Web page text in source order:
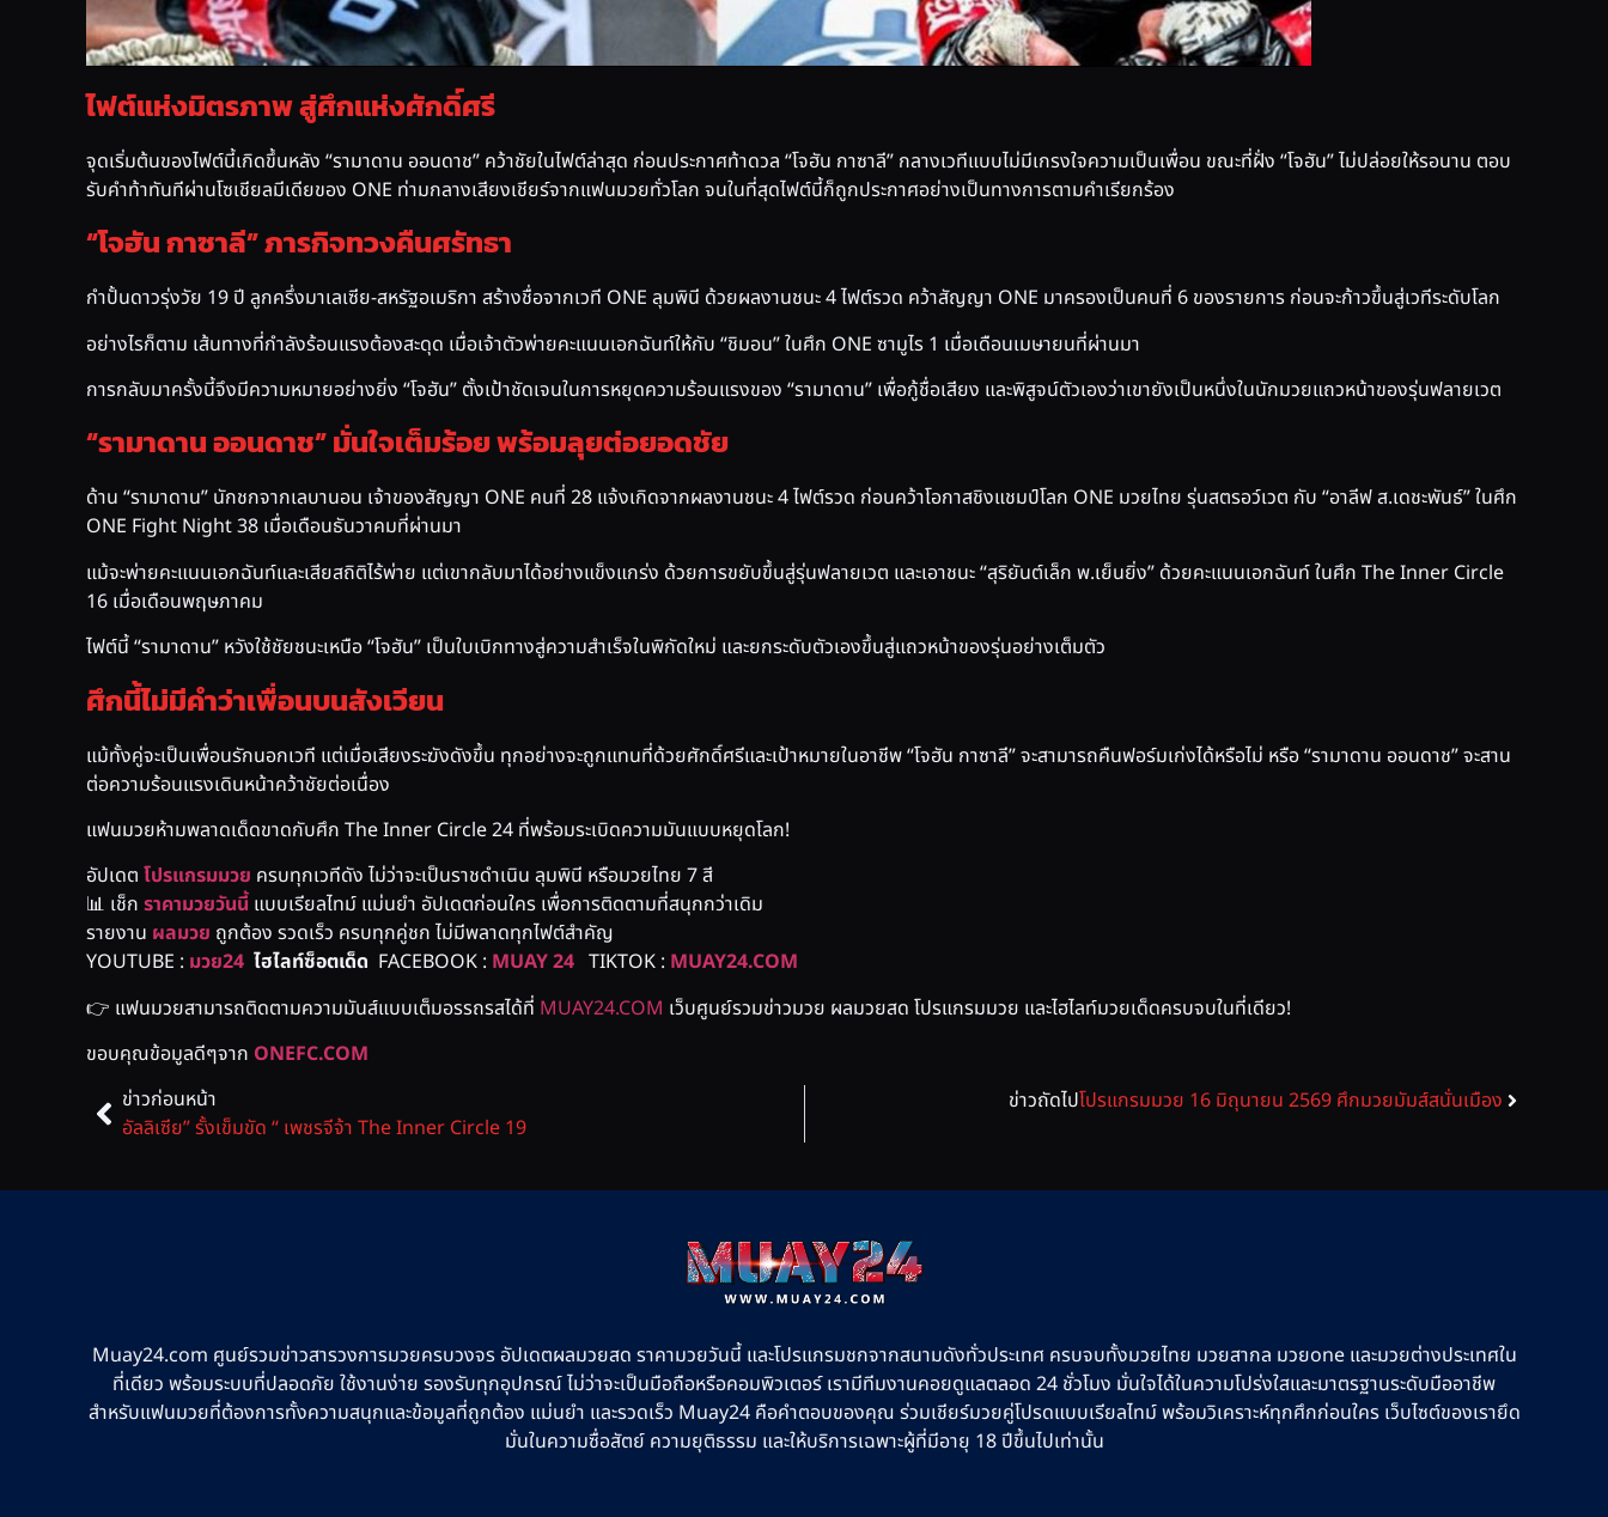
ไฟต์แห่งมิตรภาพ สู่ศึกแห่งศักดิ์ศรี
จุดเริ่มต้นของไฟต์นี้เกิดขึ้นหลัง “รามาดาน ออนดาช” คว้าชัยในไฟต์ล่าสุด ก่อนประกาศท้าดวล “โจฮัน กาซาลี” กลางเวทีแบบไม่มีเกรงใจความเป็นเพื่อน ขณะที่ฝั่ง “โจฮัน” ไม่ปล่อยให้รอนาน ตอบ
รับคำท้าทันทีผ่านโซเชียลมีเดียของ ONE ท่ามกลางเสียงเชียร์จากแฟนมวยทั่วโลก จนในที่สุดไฟต์นี้ก็ถูกประกาศอย่างเป็นทางการตามคำเรียกร้อง
“โจฮัน กาซาลี” ภารกิจทวงคืนศรัทธา
กำปั้นดาวรุ่งวัย 19 ปี ลูกครึ่งมาเลเซีย-สหรัฐอเมริกา สร้างชื่อจากเวที ONE ลุมพินี ด้วยผลงานชนะ 4 ไฟต์รวด คว้าสัญญา ONE มาครองเป็นคนที่ 6 ของรายการ ก่อนจะก้าวขึ้นสู่เวทีระดับโลก
อย่างไรก็ตาม เส้นทางที่กำลังร้อนแรงต้องสะดุด เมื่อเจ้าตัวพ่ายคะแนนเอกฉันท์ให้กับ “ชิมอน” ในศึก ONE ซามูไร 1 เมื่อเดือนเมษายนที่ผ่านมา
การกลับมาครั้งนี้จึงมีความหมายอย่างยิ่ง “โจฮัน” ตั้งเป้าชัดเจนในการหยุดความร้อนแรงของ “รามาดาน” เพื่อกู้ชื่อเสียง และพิสูจน์ตัวเองว่าเขายังเป็นหนึ่งในนักมวยแถวหน้าของรุ่นฟลายเวต
“รามาดาน ออนดาช” มั่นใจเต็มร้อย พร้อมลุยต่อยอดชัย
ด้าน “รามาดาน” นักชกจากเลบานอน เจ้าของสัญญา ONE คนที่ 28 แจ้งเกิดจากผลงานชนะ 4 ไฟต์รวด ก่อนคว้าโอกาสชิงแชมป์โลก ONE มวยไทย รุ่นสตรอว์เวต กับ “อาลีฟ ส.เดชะพันธ์” ในศึก
ONE Fight Night 38 เมื่อเดือนธันวาคมที่ผ่านมา
แม้จะพ่ายคะแนนเอกฉันท์และเสียสถิติไร้พ่าย แต่เขากลับมาได้อย่างแข็งแกร่ง ด้วยการขยับขึ้นสู่รุ่นฟลายเวต และเอาชนะ “สุริยันต์เล็ก พ.เย็นยิ่ง” ด้วยคะแนนเอกฉันท์ ในศึก The Inner Circle
16 เมื่อเดือนพฤษภาคม
ไฟต์นี้ “รามาดาน” หวังใช้ชัยชนะเหนือ “โจฮัน” เป็นใบเบิกทางสู่ความสำเร็จในพิกัดใหม่ และยกระดับตัวเองขึ้นสู่แถวหน้าของรุ่นอย่างเต็มตัว
ศึกนี้ไม่มีคำว่าเพื่อนบนสังเวียน
แม้ทั้งคู่จะเป็นเพื่อนรักนอกเวที แต่เมื่อเสียงระฆังดังขึ้น ทุกอย่างจะถูกแทนที่ด้วยศักดิ์ศรีและเป้าหมายในอาชีพ “โจฮัน กาซาลี” จะสามารถคืนฟอร์มเก่งได้หรือไม่ หรือ “รามาดาน ออนดาช” จะสาน
ต่อความร้อนแรงเดินหน้าคว้าชัยต่อเนื่อง
แฟนมวยห้ามพลาดเด็ดขาดกับศึก The Inner Circle 24 ที่พร้อมระเบิดความมันแบบหยุดโลก!
อัปเดต โปรแกรมมวย ครบทุกเวทีดัง ไม่ว่าจะเป็นราชดำเนิน ลุมพินี หรือมวยไทย 7 สี
📊 เช็ก ราคามวยวันนี้ แบบเรียลไทม์ แม่นยำ อัปเดตก่อนใคร เพื่อการติดตามที่สนุกกว่าเดิม
รายงาน ผลมวย ถูกต้อง รวดเร็ว ครบทุกคู่ชก ไม่มีพลาดทุกไฟต์สำคัญ
YOUTUBE : มวย24 ไฮไลท์ซ็อตเด็ด FACEBOOK : MUAY 24 TIKTOK : MUAY24.COM
👉 แฟนมวยสามารถติดตามความมันส์แบบเต็มอรรถรสได้ที่ MUAY24.COM เว็บศูนย์รวมข่าวมวย ผลมวยสด โปรแกรมมวย และไฮไลท์มวยเด็ดครบจบในที่เดียว!
ขอบคุณข้อมูลดีๆจาก ONEFC.COM
ข่าวก่อนหน้า
อัลลิเซีย” รั้งเข็มขัด “ เพชรจีจ้า The Inner Circle 19
ข่าวถัดไปโปรแกรมมวย 16 มิถุนายน 2569 ศึกมวยมัมส์สนั่นเมือง
Muay24.com ศูนย์รวมข่าวสารวงการมวยครบวงจร อัปเดตผลมวยสด ราคามวยวันนี้ และโปรแกรมชกจากสนามดังทั่วประเทศ ครบจบทั้งมวยไทย มวยสากล มวยone และมวยต่างประเทศใน
ที่เดียว พร้อมระบบที่ปลอดภัย ใช้งานง่าย รองรับทุกอุปกรณ์ ไม่ว่าจะเป็นมือถือหรือคอมพิวเตอร์ เรามีทีมงานคอยดูแลตลอด 24 ชั่วโมง มั่นใจได้ในความโปร่งใสและมาตรฐานระดับมืออาชีพ
สำหรับแฟนมวยที่ต้องการทั้งความสนุกและข้อมูลที่ถูกต้อง แม่นยำ และรวดเร็ว Muay24 คือคำตอบของคุณ ร่วมเชียร์มวยคู่โปรดแบบเรียลไทม์ พร้อมวิเคราะห์ทุกศึกก่อนใคร เว็บไซต์ของเรายึด
มั่นในความซื่อสัตย์ ความยุติธรรม และให้บริการเฉพาะผู้ที่มีอายุ 18 ปีขึ้นไปเท่านั้น